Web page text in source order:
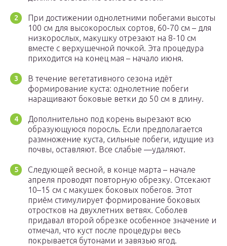
При достижении однолетними побегами высоты
100 см для высокорослых сортов, 60-70 см – для
низкорослых, макушку отрезают на 8-10 см
вместе с верхушечной почкой. Эта процедура
приходится на конец мая – начало июня.
В течение вегетативного сезона идёт
формирование куста: однолетние побеги
наращивают боковые ветки до 50 см в длину.
Дополнительно под корень вырезают всю
образующуюся поросль. Если предполагается
размножение куста, сильные побеги, идущие из
почвы, оставляют. Все слабые —удаляют.
Следующей весной, в конце марта – начале
апреля проводят повторную обрезку. Отсекают
10–15 см с макушек боковых побегов. Этот
приём стимулирует формирование боковых
отростков на двухлетних ветвях. Соболев
придавал второй обрезке особенное значение и
отмечал, что куст после процедуры весь
покрывается бутонами и завязью ягод.